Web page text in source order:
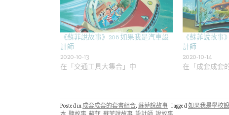
《蘇菲說故事》206 如果我是汽車設
計師
2020-10-13
在「交通工具大集合」中
《蘇菲說故事
計師
2020-10-14
在「成套成套
Posted in成套成套的套書組合, 蘇菲說故事 Tagged如果我是學校